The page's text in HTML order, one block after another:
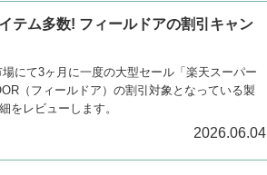
テム多数! フィールドアの割引キャン
にて3ヶ月に一度の大型セール「楽天スーパー
（フィールドア）の割引対象となっている製
をレビューします。
2026.06.04